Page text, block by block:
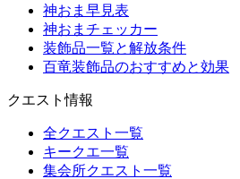
神おま早見表
神おまチェッカー
装飾品一覧と解放条件
百竜装飾品のおすすめと効果
クエスト情報
全クエスト一覧
キークエ一覧
集会所クエスト一覧